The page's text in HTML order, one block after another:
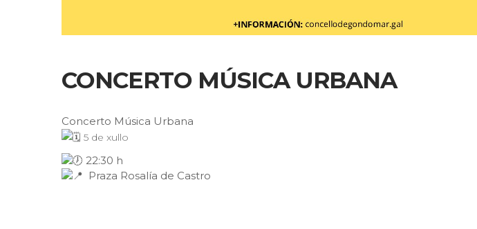
CONCERTO MÚSICA URBANA
Concerto Música Urbana
5 de xullo
22:30 h
Praza Rosalía de Castro